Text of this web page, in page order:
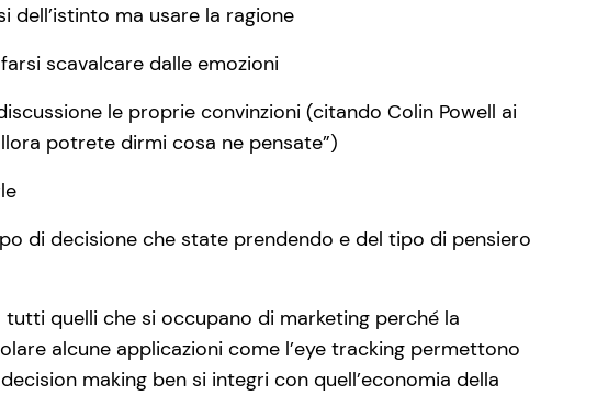
ma usare la ragione
scavalcare dalle emozioni
le proprie convinzioni (citando Colin Powell ai
potrete dirmi cosa ne pensate”)
di decisione che state prendendo e del tipo di pensiero
quelli che si occupano di marketing perché la
alcune applicazioni come l’eye tracking permettono
making ben si integri con quell’economia della